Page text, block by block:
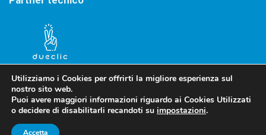
Privacy Policy-Cookies Policy
Utilizziamo i Cookies per offrirti la migliore esperienza sul
nostro sito web.
Puoi avere maggiori informazioni riguardo ai Cookies Utilizzati
o decidere di disabilitarli recandoti su impostazioni.
Accetta